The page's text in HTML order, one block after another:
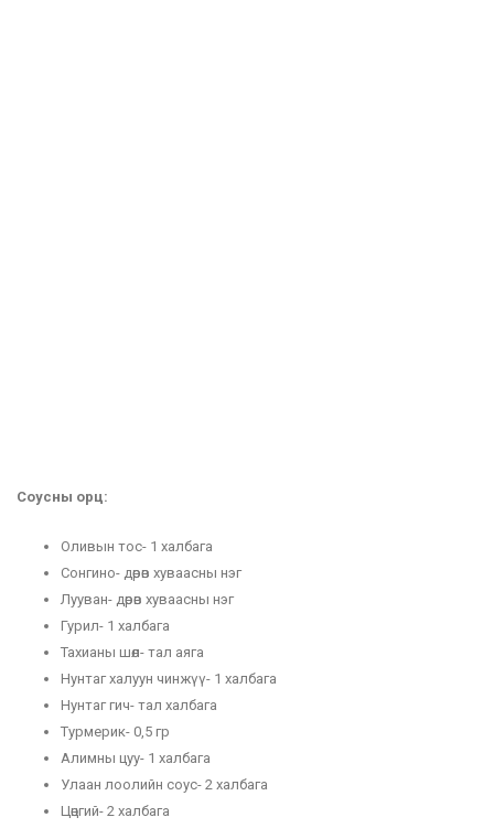
Соусны орц:
Оливын тос- 1 халбага
Сонгино- дөрөв хуваасны нэг
Лууван- дөрөв хуваасны нэг
Гурил- 1 халбага
Тахианы шөл- тал аяга
Нунтаг халуун чинжүү- 1 халбага
Нунтаг гич- тал халбага
Турмерик- 0,5 гр
Алимны цуу- 1 халбага
Улаан лоолийн соус- 2 халбага
Цөцгий- 2 халбага